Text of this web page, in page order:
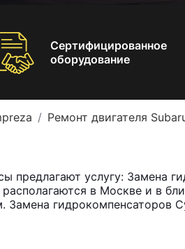
Сертифицированное
оборудование
Ремонт двигателя
предлагают услугу: Замена
в Москве и в
Замена гидрокомпенсаторов